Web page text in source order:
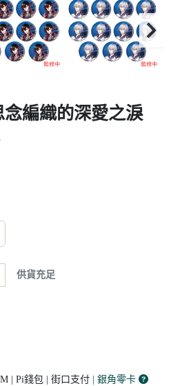
念編織的深愛之淚
供貨充足
| Pi錢包 | 街口支付 | 銀角零卡